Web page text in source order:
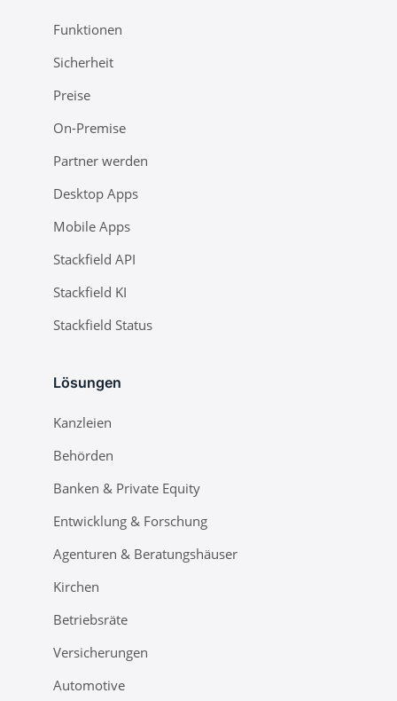
Funktionen
Sicherheit
Preise
On-Premise
Partner werden
Desktop Apps
Mobile Apps
Stackfield API
Stackfield KI
Stackfield Status
Lösungen
Kanzleien
Behörden
Banken & Private Equity
Entwicklung & Forschung
Agenturen & Beratungshäuser
Kirchen
Betriebsräte
Versicherungen
Automotive